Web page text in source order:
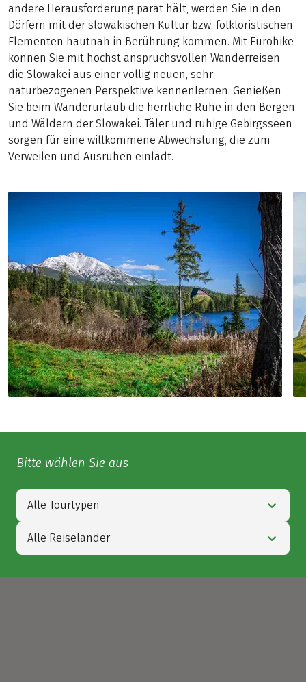
andere Herausforderung parat hält, werden Sie in den
Dörfern mit der slowakischen Kultur bzw. folkloristischen
Elementen hautnah in Berührung kommen. Mit Eurohike
können Sie mit höchst anspruchsvollen Wanderreisen
die Slowakei aus einer völlig neuen, sehr
naturbezogenen Perspektive kennenlernen. Genießen
Sie beim Wanderurlaub die herrliche Ruhe in den Bergen
und Wäldern der Slowakei. Täler und ruhige Gebirgsseen
sorgen für eine willkommene Abwechslung, die zum
Verweilen und Ausruhen einlädt.
Bitte wählen Sie aus
Alle Tourtypen
Alle Reiseländer